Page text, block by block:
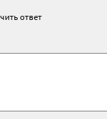
ответ